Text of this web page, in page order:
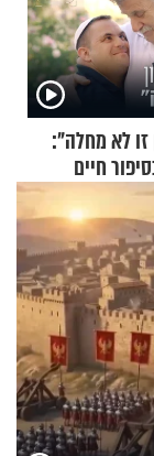
זו לא מחלה":
חיים